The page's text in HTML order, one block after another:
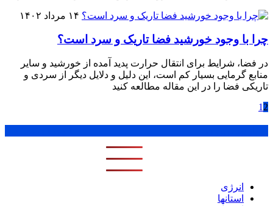
۱۴ مرداد ۱۴۰۲
چرا با وجود خورشید فضا تاریک و سرد است؟
در فضا، شرایط برای انتقال حرارت پدید آمده از خورشید و سایر
منابع گرمایی بسیار کم است، این دلیل و دلایل دیگر از سردی و
تاریکی فضا را در این مقاله مطالعه کنید
1 2
انرژی
استانها